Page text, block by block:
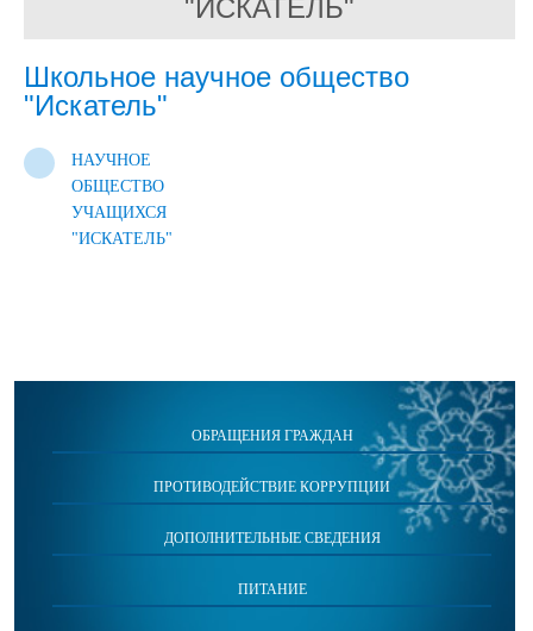
"ИСКАТЕЛЬ"
Школьное научное общество
"Искатель"
НАУЧНОЕ
ОБЩЕСТВО
УЧАЩИХСЯ
"ИСКАТЕЛЬ"
ОБРАЩЕНИЯ ГРАЖДАН
ПРОТИВОДЕЙСТВИЕ КОРРУПЦИИ
ДОПОЛНИТЕЛЬНЫЕ СВЕДЕНИЯ
ПИТАНИЕ